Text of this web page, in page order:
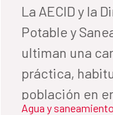
La AECID y la
Potable y
ultiman una
práctica,
población en
Agua y saneamiento